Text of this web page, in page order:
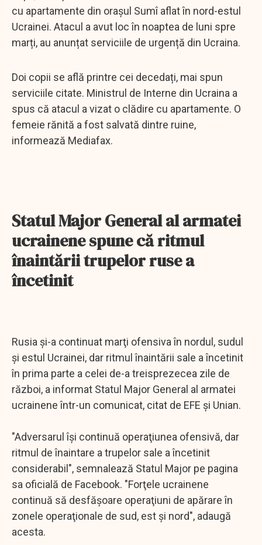
cu apartamente din orașul Sumî aflat în nord-estul
Ucrainei. Atacul a avut loc în noaptea de luni spre
marți, au anunțat serviciile de urgență din Ucraina.
Doi copii se află printre cei decedați, mai spun
serviciile citate. Ministrul de Interne din Ucraina a
spus că atacul a vizat o clădire cu apartamente. O
femeie rănită a fost salvată dintre ruine,
informează Mediafax.
Statul Major General al armatei
ucrainene spune că ritmul
înaintării trupelor ruse a
încetinit
Rusia şi-a continuat marţi ofensiva în nordul, sudul
şi estul Ucrainei, dar ritmul înaintării sale a încetinit
în prima parte a celei de-a treisprezecea zile de
război, a informat Statul Major General al armatei
ucrainene într-un comunicat, citat de EFE şi Unian.
"Adversarul îşi continuă operaţiunea ofensivă, dar
ritmul de înaintare a trupelor sale a încetinit
considerabil", semnalează Statul Major pe pagina
sa oficială de Facebook. "Forţele ucrainene
continuă să desfăşoare operaţiuni de apărare în
zonele operaţionale de sud, est şi nord", adaugă
acesta.